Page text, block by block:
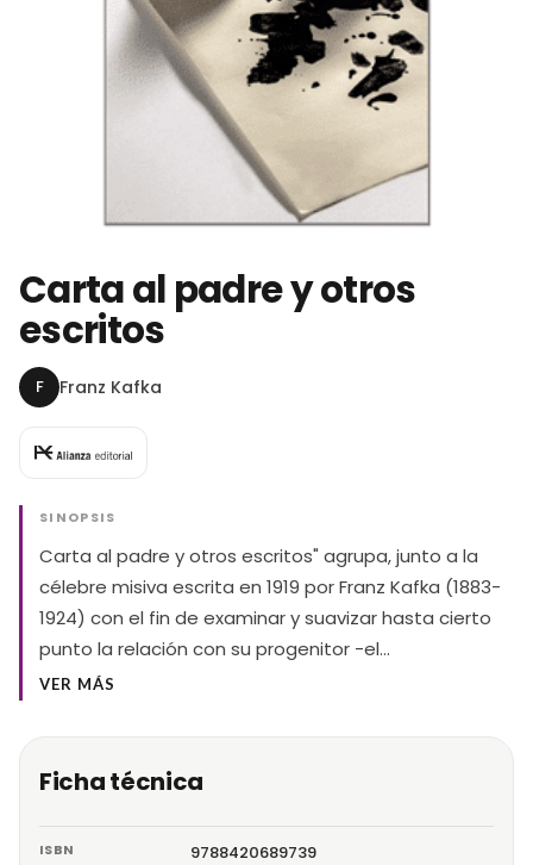
Carta al padre y otros
escritos
F Franz Kafka
SINOPSIS
Carta al padre y otros escritos" agrupa, junto a la
célebre misiva escrita en 1919 por Franz Kafka (1883-
1924) con el fin de examinar y suavizar hasta cierto
punto la relación con su progenitor -el…
VER MÁS
Ficha técnica
ISBN 9788420689739